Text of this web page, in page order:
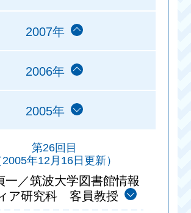
2007年
2006年
2005年
第26回目
2005年12月16日更新）
一／筑波大学図書館情報
ア研究科 客員教授